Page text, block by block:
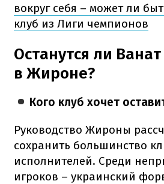
вокруг себя – может ли
клуб из Лиги чемпионов
Останутся ли
в Жироне?
Кого клуб хочет
Руководство Жироны
сохранить большинство
исполнителей. Среди
игроков – украинский